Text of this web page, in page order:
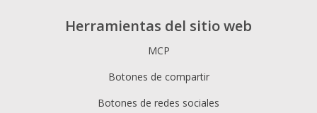
Herramientas del sitio web
MCP
Botones de compartir
Botones de redes sociales